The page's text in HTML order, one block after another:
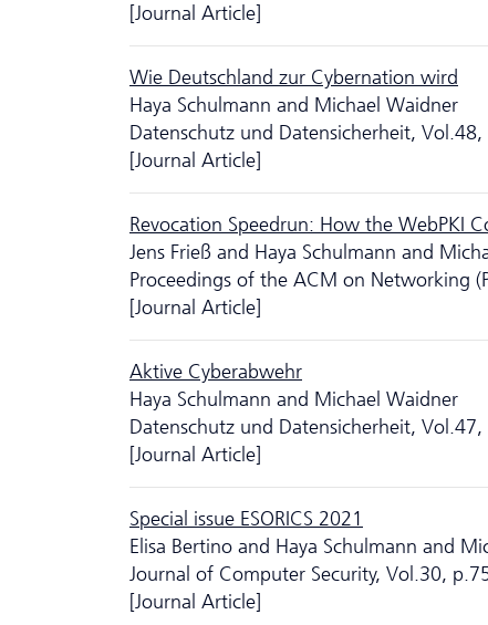
[Journal Article]
Wie Deutschland zur Cybernation wird
Haya Schulmann and Michael Waidner
Da­ten­schutz und Datensicherheit,
[Journal Article]
Revocation Speedrun: How the WebPKI
Jens Frieß and Haya Schulmann and
Proceedings of the ACM on Networking
[Journal Article]
Aktive Cyberabwehr
Haya Schulmann and Michael Waidner
Da­ten­schutz und Datensicherheit,
[Journal Article]
Special issue ESORICS 2021
Elisa Bertino and Haya Schulmann and
Journal of Computer Security, Vol.30,
[Journal Article]